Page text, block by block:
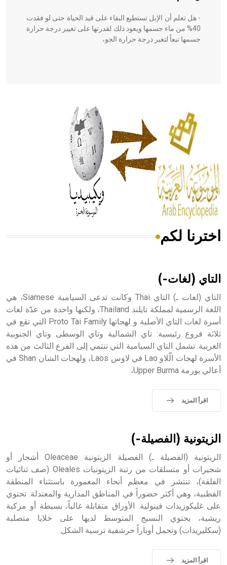
- هل تعلم أن الإبل تستطيع البقاء على قيد الحياة حتى لو فقدت
40% من ماء جسمها ويعود ذلك لقدرتها على تغيير درجة حرارة
جسمها تبعاً لتغير درجة حرارة الجو،
الحكم، الأدلة، تنظيم التغذية، ورسالته في جروح الرأس. ويعود
له الفضل بأنه حرر الطب من الدين والفلسفة.
- هل تعلم أن المرجان إفراز حيواني يتكون في البحر ويتركب
من مادة كربونات الكلسيوم، وهو أحمر أو شديد الحمرة وهو
أجود أنواعه، ويمتاز بكبر الحجم ويسمى الش
هل تعلم أن الأبسيد كلمة فرنسية اللفظ تم اعتمادها مصطلحاً
- هل تعلم أن أبجر Abgar اسم معروف جيداً يعود إلى عدد من
الملوك الذين حكموا مدينة إديسا (الرها) من أبجر الأول وحتى
التاسع، وهم ينتسبون إلى أسرة أوسروين
اخترنا لكم
التاي (لغات-)
التاي (لغات ـ) التاي Thai وكانت تدعى السيامية Siamese، هي
اللغة الرسمية لمملكة تايلند Thailand، ولكنها واحدة من عدّة لغات
أسرة لغات التاي الأصلية و لهجاتها Proto Tai Family التي تقع في
ثلاثة فروع رئيسية: تاي الشمالية وتاي الوسطى وتاي الجنوبية
الغربية. تشمل التاي السيامية التي تنتمي إلى الفرع الثالث من هذه
الأسرة لهجات الّلاو Lao في لاوس Laos، ولهجات الشان Shan في
أعالي بورمة Upper Burma،
اقرأ المزيد
الزيتونية (الفصيلة-)
الزيتونية (الفصيلة ـ) الفصيلة الزيتونية Oleaceae أشجار أو
شجيرات أو متسلقات من رتبة الزيتونيات Oleales (صف ثنائيات
الفلقة)، تنتشر في معظم أنحاء المعمورة باستثناء المنطقة
القطبية، وهي أكثر حضوراً في المناطق المدارية والمعتدلة. تحتوي
على غليكوزيدات فينولية. الأوراق متقابلة غالباً، بسيطة أو مركبة
ريشية، يحتوي النسيج المتوسط لديها على خلايا متصلبة
(سكليريدات) وتحمل أوباراً حرشفية ترسية الشكل.
اقرأ المزيد